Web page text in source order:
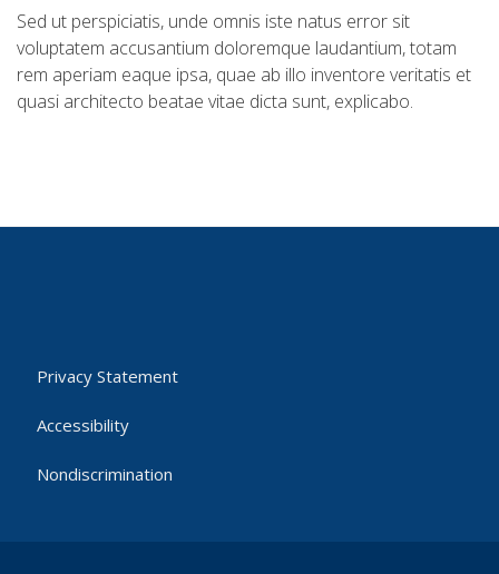
Sed ut perspiciatis, unde omnis iste natus error sit
voluptatem accusantium doloremque laudantium, totam
rem aperiam eaque ipsa, quae ab illo inventore veritatis et
quasi architecto beatae vitae dicta sunt, explicabo.
Privacy Statement
Accessibility
Nondiscrimination